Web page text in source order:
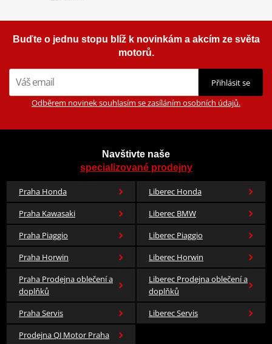
Buďte o jednu stopu blíž k novinkám a akcím ze světa
motorů.
Přihlásit se
Odběrem novinek souhlasím se zasíláním osobních údajů.
Navštivte naše
specializované prodejny
Praha Honda
Liberec Honda
Praha Kawasaki
Liberec BMW
Praha Piaggio
Liberec Piaggio
Praha Horwin
Liberec Horwin
Praha Prodejna oblečení a
doplňků
Liberec Prodejna oblečení a
doplňků
Praha Servis
Liberec Servis
Prodejna QJ Motor Praha